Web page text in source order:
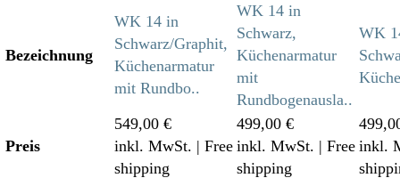
Bezeichnung
WK 14 in
Schwarz/Graphit,
Küchenarmatur
mit Rundbo..
WK 14 in
Schwarz,
Küchenarmatur
mit
Rundbogenausla..
WK
Preis
549,00 €
inkl. MwSt. | Free
shipping
499,00 €
inkl. MwSt. | Free
shipping
inkl.